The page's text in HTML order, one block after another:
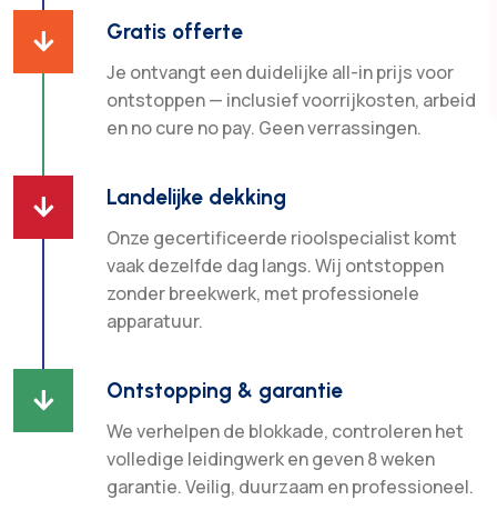
 Gratis offerte
Je ontvangt een duidelijke all-in prijs voor
ontstoppen — inclusief voorrijkosten, arbeid
en no cure no pay. Geen verrassingen.
 Landelijke dekking
Onze gecertificeerde rioolspecialist komt
vaak dezelfde dag langs. Wij ontstoppen
zonder breekwerk, met professionele
apparatuur.
 Ontstopping & garantie
We verhelpen de blokkade, controleren het
volledige leidingwerk en geven 8 weken
garantie. Veilig, duurzaam en professioneel.